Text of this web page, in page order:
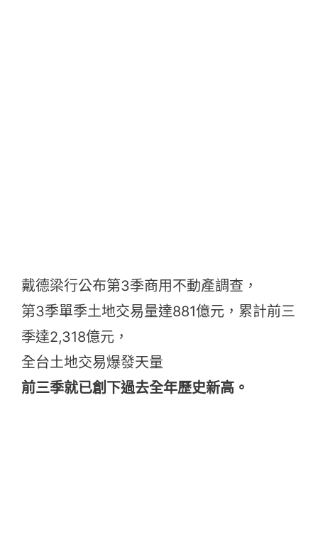
戴德梁行公布第3季商用不動產調查，
第3季單季土地交易量達881億元，累計前三
季達2,318億元，
全台土地交易爆發天量
前三季就已創下過去全年歷史新高。